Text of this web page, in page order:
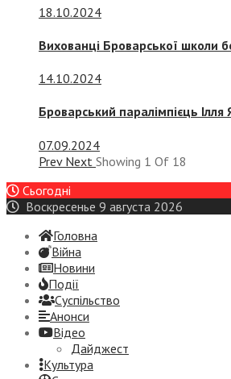
18.10.2024
Вихованці Броварської школи
14.10.2024
Броварський паралімпієць
07.09.2024
Prev Next Showing 1 Of 18
Сьогодні
Воскресенье 9 августа 2026
Головна
Війна
Новини
Події
Суспiльство
Анонси
Відео
Дайджест
Культура